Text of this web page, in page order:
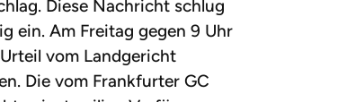
Diese Nachricht schlug
ein. Am Freitag gegen 9 Uhr
vom Landgericht
Die vom Frankfurter GC